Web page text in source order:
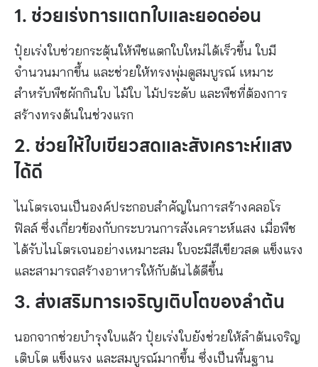
1. ช่วยเร่งการแตกใบและยอดอ่อน
ปุ๋ยเร่งใบช่วยกระตุ้นให้พืชแตกใบใหม่ได้เร็วขึ้น ใบมี
จำนวนมากขึ้น และช่วยให้ทรงพุ่มดูสมบูรณ์ เหมาะ
สำหรับพืชผักกินใบ ไม้ใบ ไม้ประดับ และพืชที่ต้องการ
สร้างทรงต้นในช่วงแรก
2. ช่วยให้ใบเขียวสดและสังเคราะห์แสง
ได้ดี
ไนโตรเจนเป็นองค์ประกอบสำคัญในการสร้างคลอโร
ฟิลล์ ซึ่งเกี่ยวข้องกับกระบวนการสังเคราะห์แสง เมื่อพืช
ได้รับไนโตรเจนอย่างเหมาะสม ใบจะมีสีเขียวสด แข็งแรง
และสามารถสร้างอาหารให้กับต้นได้ดีขึ้น
3. ส่งเสริมการเจริญเติบโตของลำต้น
นอกจากช่วยบำรุงใบแล้ว ปุ๋ยเร่งใบยังช่วยให้ลำต้นเจริญ
เติบโต แข็งแรง และสมบูรณ์มากขึ้น ซึ่งเป็นพื้นฐาน